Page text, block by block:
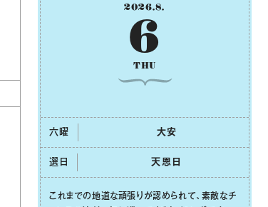
2026.8.
6
THU
六曜 ⼤安
選日 天恩⽇
これまでの地道な頑張りが認められて、素敵なチ